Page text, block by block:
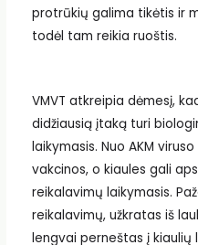
protrūkių galima tikėtis ir
todėl tam reikia ruoštis.
VMVT atkreipia dėmesį,
didžiausią įtaką turi
laikymasis. Nuo AKM
vakcinos, o kiaules gali
reikalavimų laikymasis.
reikalavimų, užkratas iš
lengvai perneštas į kiaulių